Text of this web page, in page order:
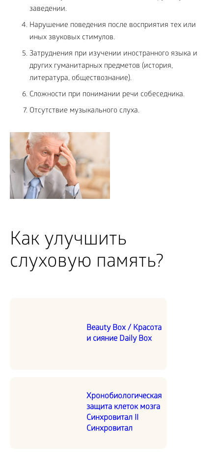
заведении.
Нарушение поведения после восприятия тех или
иных звуковых стимулов.
Затруднения при изучении иностранного языка и
других гуманитарных предметов (история,
литература, обществознание).
Сложности при понимании речи собеседника.
Отсутствие музыкального слуха.
Как улучшить
слуховую память?
Beauty Box / Красота
и сияние Daily Box
Хронобиологическая
защита клеток мозга
Синхровитал II
Синхровитал